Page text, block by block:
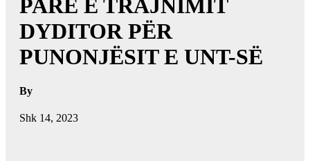
PARË E TRAJNIMIT
DYDITOR PËR
PUNONJËSIT E UNT-SË
By
Shk 14, 2023